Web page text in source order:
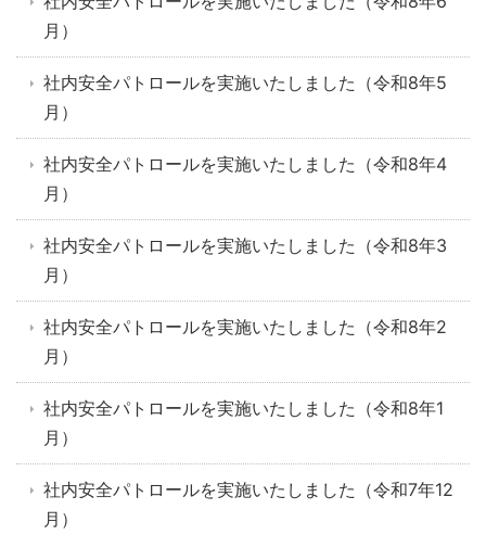
月）
社内安全パトロールを実施いたしました（令和8年5
月）
社内安全パトロールを実施いたしました（令和8年4
月）
社内安全パトロールを実施いたしました（令和8年3
月）
社内安全パトロールを実施いたしました（令和8年2
月）
社内安全パトロールを実施いたしました（令和8年1
月）
社内安全パトロールを実施いたしました（令和7年12
月）